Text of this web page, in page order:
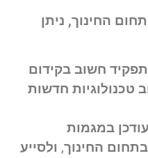
החינוך, ניתן
חשוב בקידום
טכנולוגיות חדשות
במגמות
החינוך, ולסייע